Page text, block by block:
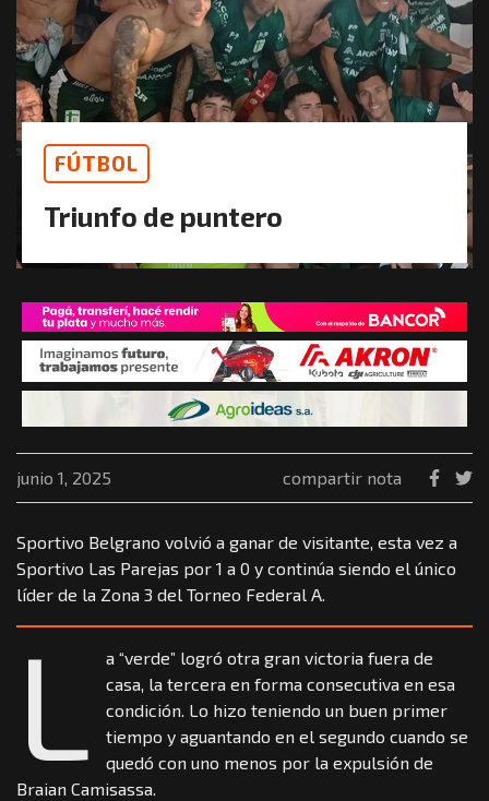
FÚTBOL
Triunfo de puntero
junio 1, 2025 compartir nota
Sportivo Belgrano volvió a ganar de visitante, esta vez a
Sportivo Las Parejas por 1 a 0 y continúa siendo el único
líder de la Zona 3 del Torneo Federal A.
L
a “verde” logró otra gran victoria fuera de
casa, la tercera en forma consecutiva en esa
condición. Lo hizo teniendo un buen primer
tiempo y aguantando en el segundo cuando se
quedó con uno menos por la expulsión de
Braian Camisassa.